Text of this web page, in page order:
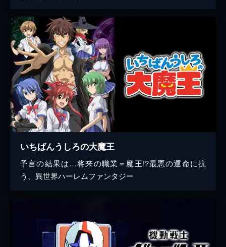
いちばんうしろの大魔王
予言の結果は…将来の職業＝魔王!?最悪の運命に抗
う、異世界ハーレムファンタジー